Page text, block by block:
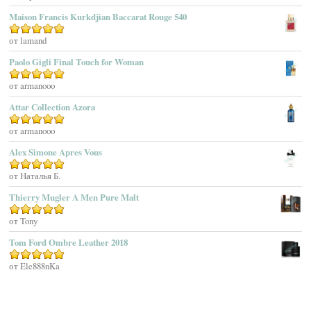
Afnan Perfumes
Agatha Ruiz De La Prada
Agatho Parfum
Agent Provocateur
Agnes B
Agonist
Ahjaar
Aigner
Aj Arabia (Widian)
Ajmal
Akaro Exclusive
Akro
Al Hamatt
Al Haramain
Al-Jazeera
Maison Francis Kurkdjian Baccarat Rouge 540
Оценка5из 5
от lamand
Paolo Gigli Final Touch for Woman
Оценка5из 5
от armanooo
Attar Collection Azora
Оценка5из 5
от armanooo
Alex Simone Apres Vous
Оценка5из 5
от Наталья Б.
Thierry Mugler A Men Pure Malt
Оценка
от Tony
Tom Ford Ombre Leather 2018
Оценка5из 5
от Ele888nKa